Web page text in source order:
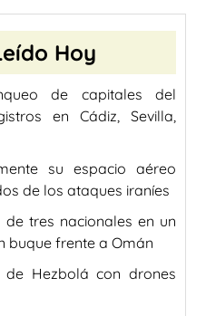
Hoy
de capitales del
en Cádiz, Sevilla,
su espacio aéreo
de los ataques iraníes
tres nacionales en un
buque frente a Omán
de Hezbolá con drones